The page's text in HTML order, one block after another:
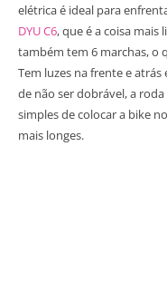
elétrica é ideal para
DYU C6, que é a coisa mais
também tem 6 marchas, o
Tem luzes na frente e
de não ser dobrável, a
simples de colocar a bike
mais longes.